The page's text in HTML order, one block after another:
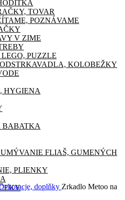
TOVAR
POZNÁVAME
V ZIME
PUZZLE
KOLOBEŽKY
HYGIENA
BABATKA
FLIAŠ, GUMENÝCH
PLIENKY
doplňky Zrkadlo Metoo na